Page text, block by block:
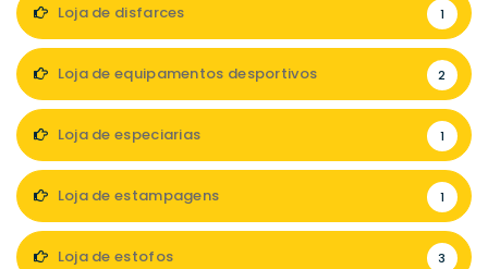
Loja de disfarces 1
Loja de equipamentos desportivos 2
Loja de especiarias 1
Loja de estampagens 1
Loja de estofos 3